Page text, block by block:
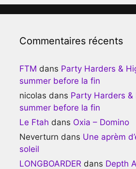
Commentaires récents
FTM dans Party Harders &
summer before la fin
nicolas dans Party Harders
summer before la fin
Le Ftah dans Oxia – Domino
Neverturn dans Une aprèm
soleil
LONGBOARDER dans Depth